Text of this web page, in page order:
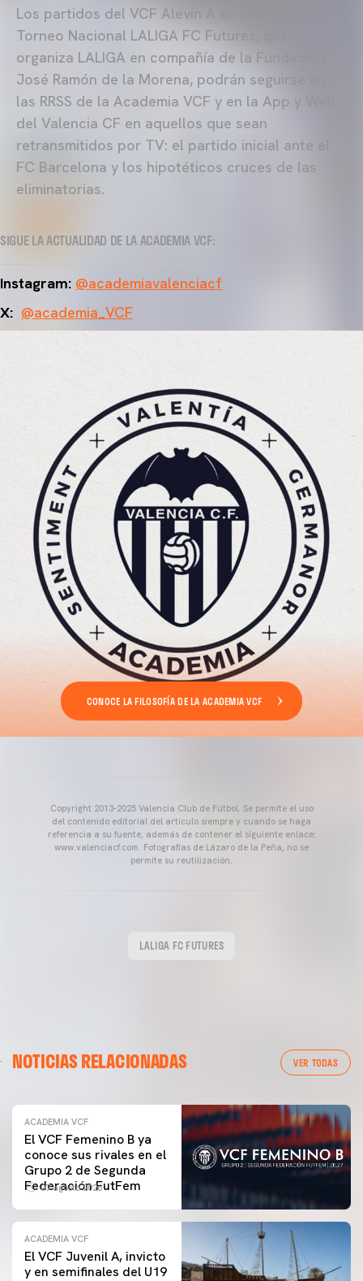
Los partidos del VCF Alevín A en este XXXIII
Torneo Nacional LALIGA FC Futures, que
organiza LALIGA en compañía de la Fundación
José Ramón de la Morena, podrán seguirse en
las RRSS de la Academia VCF y en la App y Web
del Valencia CF en aquellos que sean
retransmitidos por TV: el partido inicial ante el
FC Barcelona y los hipotéticos cruces de las
eliminatorias.
SIGUE LA ACTUALIDAD DE LA ACADEMIA VCF:
Instagram: @academiavalenciacf
X: @academia_VCF
CONOCE LA FILOSOFÍA DE LA ACADEMIA VCF
Copyright 2013-2025 Valencia Club de Fútbol. Se permite el uso
del contenido editorial del artículo siempre y cuando se haga
referencia a su fuente, además de contener el siguiente enlace:
www.valenciacf.com. Fotografías de Lázaro de la Peña, no se
permite su reutilización.
LALIGA FC FUTURES
NOTICIAS RELACIONADAS VER TODAS
ACADEMIA VCF
El VCF Femenino B ya
conoce sus rivales en el
Grupo 2 de Segunda
Federación FutFem
07 agosto 2026
ACADEMIA VCF
El VCF Juvenil A, invicto
y en semifinales del U19